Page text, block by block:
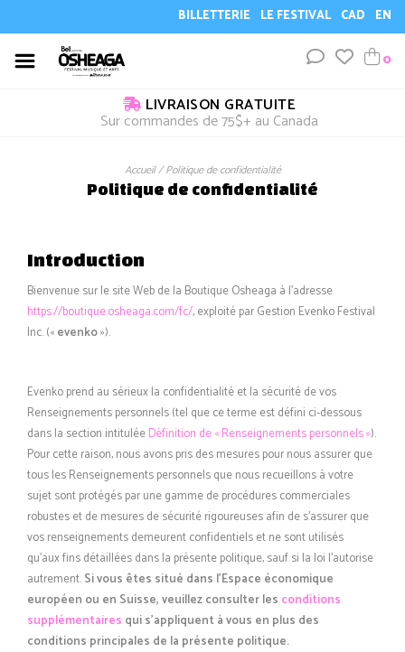
BILLETTERIE LE FESTIVAL CAD EN
0
LIVRAISON GRATUITE
Sur commandes de 75$+ au Canada
Accueil/Politique de confidentialité
Politique de confidentialité
Introduction
Bienvenue sur le site Web de la Boutique Osheaga à l’adresse
https://boutique.osheaga.com/fc/, exploité par Gestion Evenko Festival
Inc. («evenko»).
Evenko prend au sérieux la confidentialité et la sécurité de vos
Renseignements personnels (tel que ce terme est défini ci-dessous
dans la section intituléeDéfinition de « Renseignements personnels »).
Pour cette raison, nous avons pris des mesures pour nous assurer que
tous les Renseignements personnels que nous recueillons à votre
sujet sont protégés par une gamme de procédures commerciales
robustes et de mesures de sécurité rigoureuses afin de s’assurer que
vos renseignements demeurent confidentiels et ne sont utilisés
qu’aux fins détaillées dans la présente politique, sauf si la loi l’autorise
autrement.Si vous êtes situé dans l’Espace économique
européen ou en Suisse, veuillez consulter les conditions
supplémentaires qui s’appliquent à vous en plus des
conditions principales de la présente politique.